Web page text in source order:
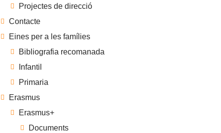
Projectes de direcció
Contacte
Eines per a les famílies
Bibliografia recomanada
Infantil
Primaria
Erasmus
Erasmus+
Documents